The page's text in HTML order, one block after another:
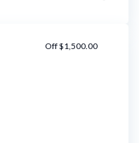
$1,500.00
Off